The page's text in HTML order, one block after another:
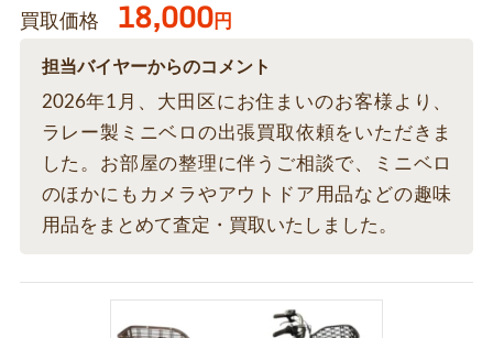
買取価格 18,000円
担当バイヤーからのコメント
2026年1月、大田区にお住まいのお客様より、
ラレー製ミニベロの出張買取依頼をいただきま
した。お部屋の整理に伴うご相談で、ミニベロ
のほかにもカメラやアウトドア用品などの趣味
用品をまとめて査定・買取いたしました。